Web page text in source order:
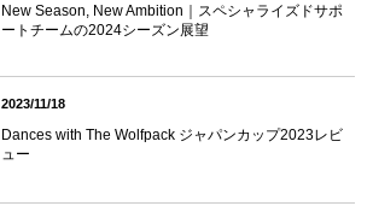
New Season, New Ambition｜スペシャライズドサポ
ートチームの2024シーズン展望
2023/11/18
Dances with The Wolfpack ジャパンカップ2023レビ
ュー